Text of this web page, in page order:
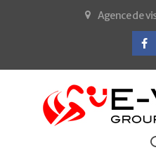
Agence de